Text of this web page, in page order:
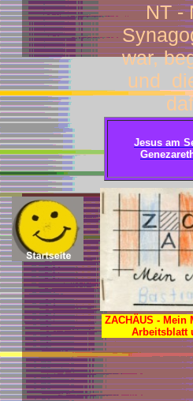
NT -
war,
und
Jesus am
ZACHÄUS -
Arbeitsblatt